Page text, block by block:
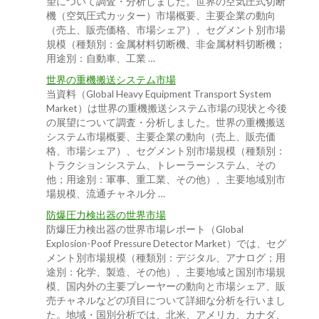
機（空気圧式カッター）市場概要、主要企業の動向
（売上、販売価格、市場シェア）、セグメント別市場
規模（種類別：金属材料切断機、非金属材料切断機；
用途別：自動車、工業 …
世界の重機搬送システム市場
当資料（Global Heavy Equipment Transport System
Market）は世界の重機搬送システム市場の現状と今後
の展望について調査・分析しました。世界の重機搬送
システム市場概要、主要企業の動向（売上、販売価
格、市場シェア）、セグメント別市場規模（種類別：
トラクションシステム、トレーラーシステム、その
他；用途別：軍事、重工業、その他）、主要地域別市
場規模、流通チャネル分 …
防爆圧力検出器の世界市場
防爆圧力検出器の世界市場レポート（Global
Explosion-Poof Pressure Detector Market）では、セグ
メント別市場規模（種類別：デジタル、アナログ；用
途別：化学、製造、その他）、主要地域と国別市場規
模、国内外の主要プレーヤーの動向と市場シェア、販
売チャネルなどの項目について詳細な分析を行いまし
た。地域・国別分析では、北米、アメリカ、カナダ、